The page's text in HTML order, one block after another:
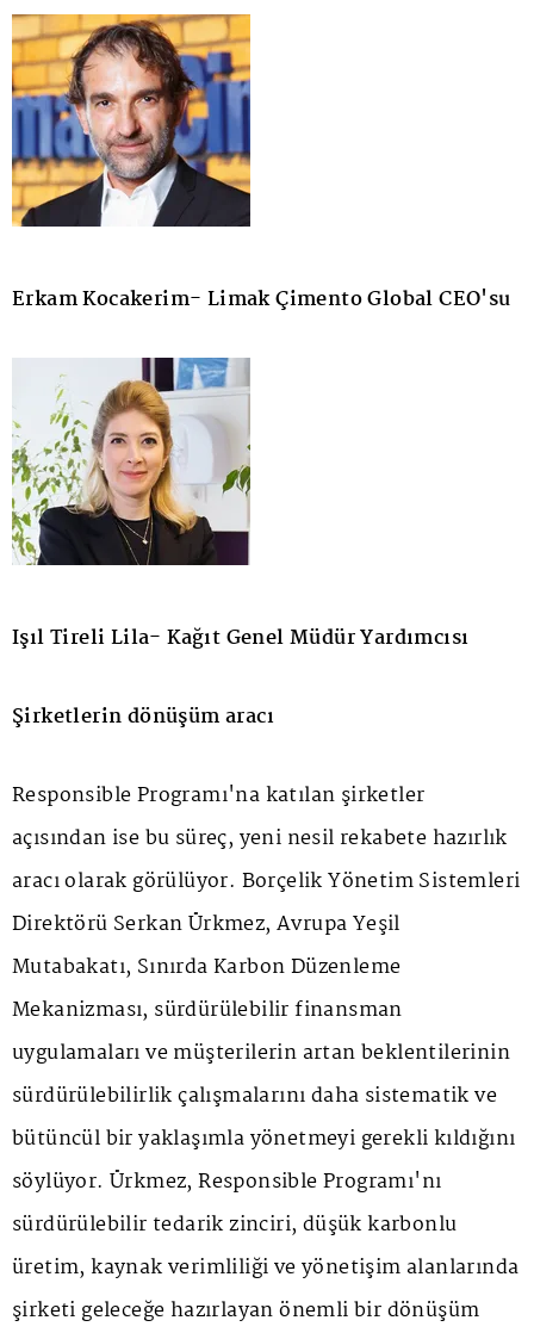
Erkam Kocakerim- Limak Çimento Global CEO'su
Işıl Tireli Lila- Kağıt Genel Müdür Yardımcısı
Şirketlerin dönüşüm aracı
Responsible Programı'na katılan şirketler
açısından ise bu süreç, yeni nesil rekabete hazırlık
aracı olarak görülüyor. Borçelik Yönetim Sistemleri
Direktörü Serkan Ürkmez, Avrupa Yeşil
Mutabakatı, Sınırda Karbon Düzenleme
Mekanizması, sürdürülebilir finansman
uygulamaları ve müşterilerin artan beklentilerinin
sürdürülebilirlik çalışmalarını daha sistematik ve
bütüncül bir yaklaşımla yönetmeyi gerekli kıldığını
söylüyor. Ürkmez, Responsible Programı'nı
sürdürülebilir tedarik zinciri, düşük karbonlu
üretim, kaynak verimliliği ve yönetişim alanlarında
şirketi geleceğe hazırlayan önemli bir dönüşüm